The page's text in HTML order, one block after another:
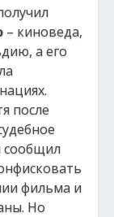
– киноведа,
а его
после
сообщил
фильма и
Но